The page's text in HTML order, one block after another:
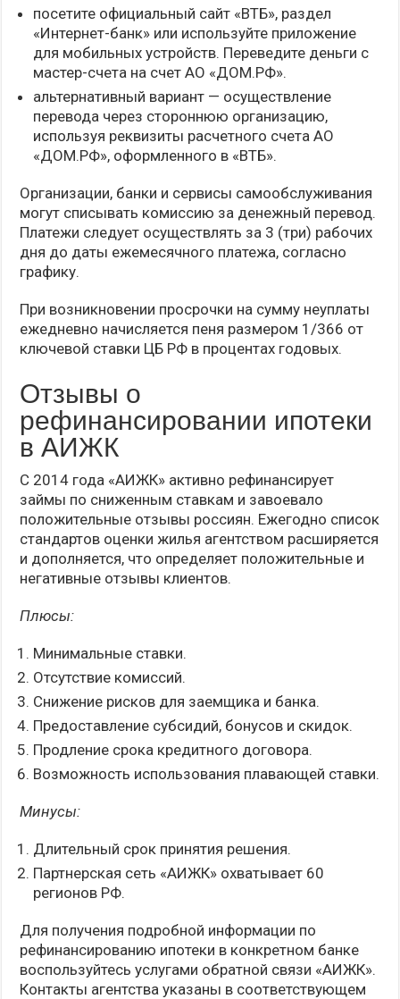
посетите официальный сайт «ВТБ», раздел
«Интернет-банк» или используйте приложение
для мобильных устройств. Переведите деньги с
мастер-счета на счет АО «ДОМ.РФ».
альтернативный вариант — осуществление
перевода через стороннюю организацию,
используя реквизиты расчетного счета АО
«ДОМ.РФ», оформленного в «ВТБ».
Организации, банки и сервисы самообслуживания
могут списывать комиссию за денежный перевод.
Платежи следует осуществлять за 3 (три) рабочих
дня до даты ежемесячного платежа, согласно
графику.
При возникновении просрочки на сумму неуплаты
ежедневно начисляется пеня размером 1/366 от
ключевой ставки ЦБ РФ в процентах годовых.
Отзывы о
рефинансировании ипотеки
в АИЖК
С 2014 года «АИЖК» активно рефинансирует
займы по сниженным ставкам и завоевало
положительные отзывы россиян. Ежегодно список
стандартов оценки жилья агентством расширяется
и дополняется, что определяет положительные и
негативные отзывы клиентов.
Плюсы:
Минимальные ставки.
Отсутствие комиссий.
Снижение рисков для заемщика и банка.
Предоставление субсидий, бонусов и скидок.
Продление срока кредитного договора.
Возможность использования плавающей ставки.
Минусы:
Длительный срок принятия решения.
Партнерская сеть «АИЖК» охватывает 60
регионов РФ.
Для получения подробной информации по
рефинансированию ипотеки в конкретном банке
воспользуйтесь услугами обратной связи «АИЖК».
Контакты агентства указаны в соответствующем